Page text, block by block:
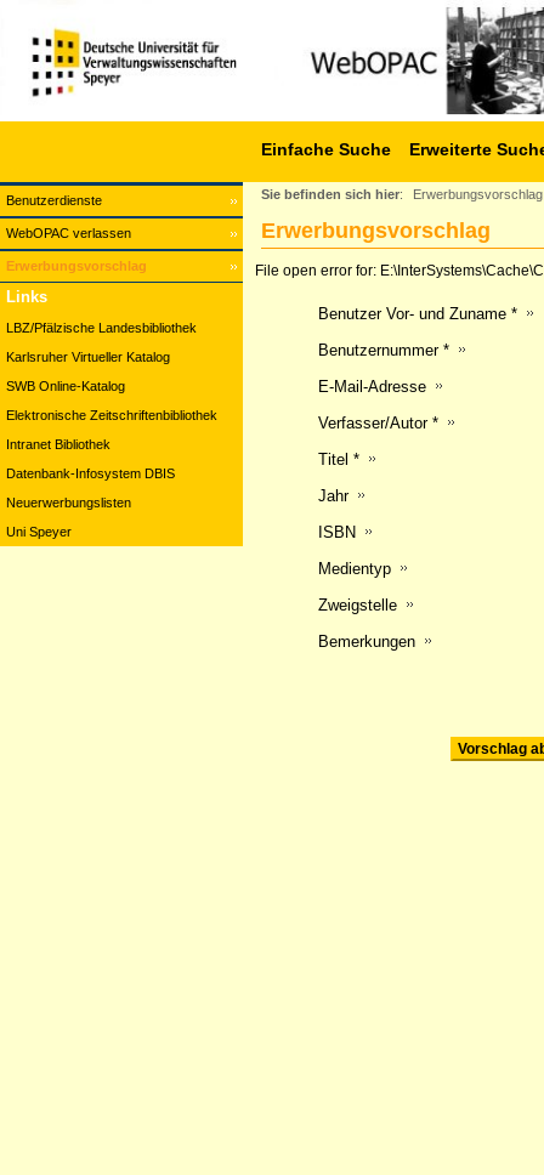
Benutzerdienste
WebOPAC verlassen
Erwerbungsvorschlag
Einfache Suche Erweiterte
Links
LBZ/Pfälzische Landesbibliothek
Karlsruher Virtueller Katalog
SWB Online-Katalog
Elektronische Zeitschriftenbibliothek
Intranet Bibliothek
Datenbank-Infosystem DBIS
Neuerwerbungslisten
Uni Speyer
Sie befinden sich hier: Erwerbungsvorschlag
Erwerbungsvorschlag
File open error for:
Benutzer Vor- und Zuname *
Benutzernummer *
E-Mail-Adresse
Verfasser/Autor *
Titel *
Jahr
ISBN
Medientyp
Zweigstelle
Bemerkungen